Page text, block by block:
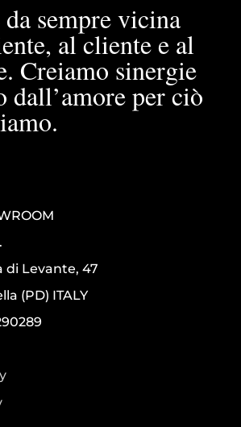
sempre vicina
al cliente e al
Creiamo sinergie
dall’amore per ciò
di Levante, 47
(PD) ITALY